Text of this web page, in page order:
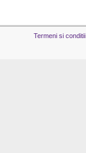
Termeni si conditii